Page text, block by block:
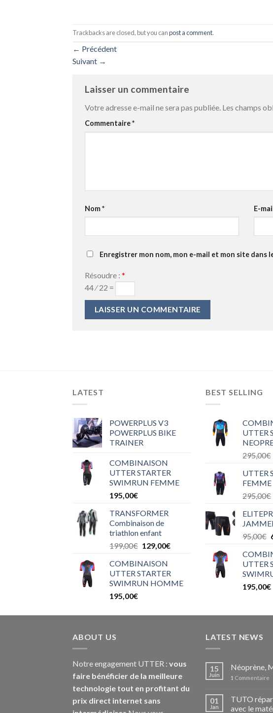
Trackbacks are closed, but you canpost a comment.
← Précédent
Suivant →
Laisser un commentaire
Votre adresse e-mail ne sera pas publiée. Les champs
Commentaire*
Nom* E-
Enregistrer mon nom, mon e-mail et mon site
Résoudre : *
44 ⁄ 22 =
LATEST
POWERPLUS V3
POWERPLUS BIKE
TRAINER
COMBINAISON
UTTER STARTER
SWIMRUN FEMME
195,00€
TRANSFORMER
Combinaison de
triathlon enfant
199,00€ 129,00€
COMBINAISON
UTTER STARTER
SWIMRUN HOMME
195,00€
BEST SELLING
UTTER
295,00€
UTTER
FEMME
295,00€
95,00€
UTTER
195,00€
ABOUT US
Notre engagement UTTER : vous
faire bénéficier de la meilleure
technologie tout en profitant du
prix direct internet sans
LATEST NEWS
15
Juin
Néoprène,
1 Commentaire
01
Jan
TUTO
avec le